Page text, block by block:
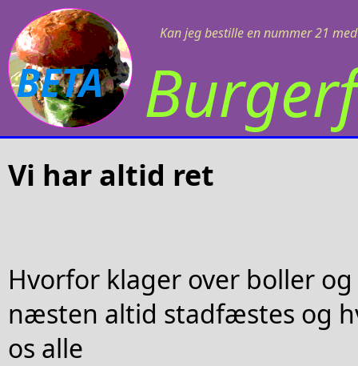
Kan jeg bestille en nummer 21
BETA
Vi har altid ret
Hvorfor klager over boller
næsten altid stadfæstes og
os alle